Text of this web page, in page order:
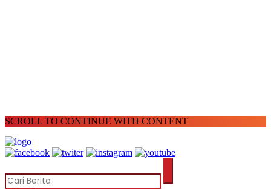
SCROLL TO CONTINUE WITH CONTENT